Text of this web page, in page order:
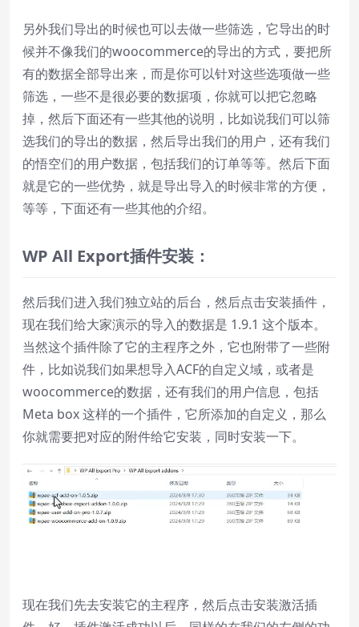
Resetrestore all settings to the default
values
Done
Close Modal Dialog
End of dialog window.
另外我们导出的时候也可以去做一些筛选，它导出的时
候并不像我们的woocommerce的导出的方式，要把所
有的数据全部导出来，而是你可以针对这些选项做一些
筛选，一些不是很必要的数据项，你就可以把它忽略
掉，然后下面还有一些其他的说明，比如说我们可以筛
选我们的导出的数据，然后导出我们的用户，还有我们
的悟空们的用户数据，包括我们的订单等等。然后下面
就是它的一些优势，就是导出导入的时候非常的方便，
等等，下面还有一些其他的介绍。
WP All Export插件安装：
然后我们进入我们独立站的后台，然后点击安装插件，
现在我们给大家演示的导入的数据是 1.9.1 这个版本。
当然这个插件除了它的主程序之外，它也附带了一些附
件，比如说我们如果想导入ACF的自定义域，或者是
woocommerce的数据，还有我们的用户信息，包括
Meta box 这样的一个插件，它所添加的自定义，那么
你就需要把对应的附件给它安装，同时安装一下。
现在我们先去安装它的主程序，然后点击安装激活插